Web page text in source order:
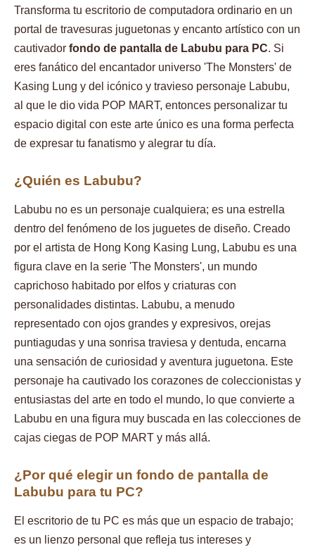
Transforma tu escritorio de computadora ordinario en un
portal de travesuras juguetonas y encanto artístico con un
cautivador fondo de pantalla de Labubu para PC. Si
eres fanático del encantador universo 'The Monsters' de
Kasing Lung y del icónico y travieso personaje Labubu,
al que le dio vida POP MART, entonces personalizar tu
espacio digital con este arte único es una forma perfecta
de expresar tu fanatismo y alegrar tu día.
¿Quién es Labubu?
Labubu no es un personaje cualquiera; es una estrella
dentro del fenómeno de los juguetes de diseño. Creado
por el artista de Hong Kong Kasing Lung, Labubu es una
figura clave en la serie 'The Monsters', un mundo
caprichoso habitado por elfos y criaturas con
personalidades distintas. Labubu, a menudo
representado con ojos grandes y expresivos, orejas
puntiagudas y una sonrisa traviesa y dentuda, encarna
una sensación de curiosidad y aventura juguetona. Este
personaje ha cautivado los corazones de coleccionistas y
entusiastas del arte en todo el mundo, lo que convierte a
Labubu en una figura muy buscada en las colecciones de
cajas ciegas de POP MART y más allá.
¿Por qué elegir un fondo de pantalla de
Labubu para tu PC?
El escritorio de tu PC es más que un espacio de trabajo;
es un lienzo personal que refleja tus intereses y